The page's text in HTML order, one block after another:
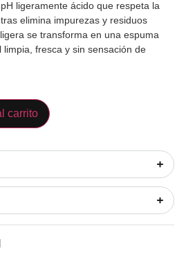
ligeramente ácido que respeta la
elimina impurezas y residuos
se transforma en una espuma
limpia, fresca y sin sensación de
carrito